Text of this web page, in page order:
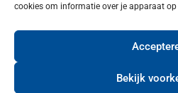
cookies om informatie over je apparaat
Bekijk
Cookiebeleid (EU)